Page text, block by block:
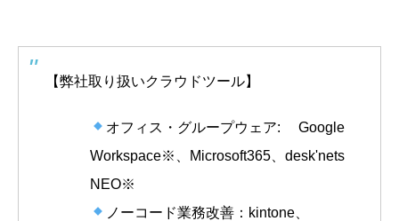
【弊社取り扱いクラウドツール】
オフィス・グループウェア: Google
Workspace※、Microsoft365、desk'nets
NEO※
ノーコード業務改善：kintone、